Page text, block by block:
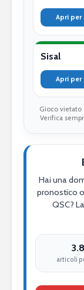
Apri
Sisal
Apri
Gioco vietato
Verifica
Hai una
pronostico
QSC?
articoli